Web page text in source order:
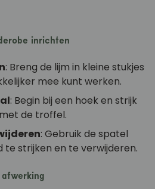
inrichten
: Breng de lijm in kleine stukjes
mee kunt werken.
: Begin bij een hoek en strijk
de troffel.
: Gebruik de spatel
strijken en te verwijderen.